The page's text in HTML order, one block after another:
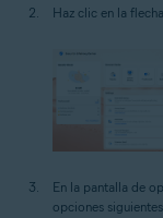
Haz clic en la
En la pantalla de
opciones